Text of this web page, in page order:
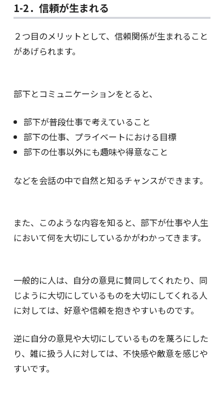
1-2．信頼が生まれる
２つ目のメリットとして、信頼関係が生まれること
があげられます。
部下とコミュニケーションをとると、
部下が普段仕事で考えていること
部下の仕事、プライベートにおける目標
部下の仕事以外にも趣味や得意なこと
などを会話の中で自然と知るチャンスができます。
また、このような内容を知ると、部下が仕事や人生
において何を大切にしているかがわかってきます。
一般的に人は、自分の意見に賛同してくれたり、同
じように大切にしているものを大切にしてくれる人
に対しては、好意や信頼を抱きやすいものです。
逆に自分の意見や大切にしているものを蔑ろにした
り、雑に扱う人に対しては、不快感や敵意を感じや
すいです。